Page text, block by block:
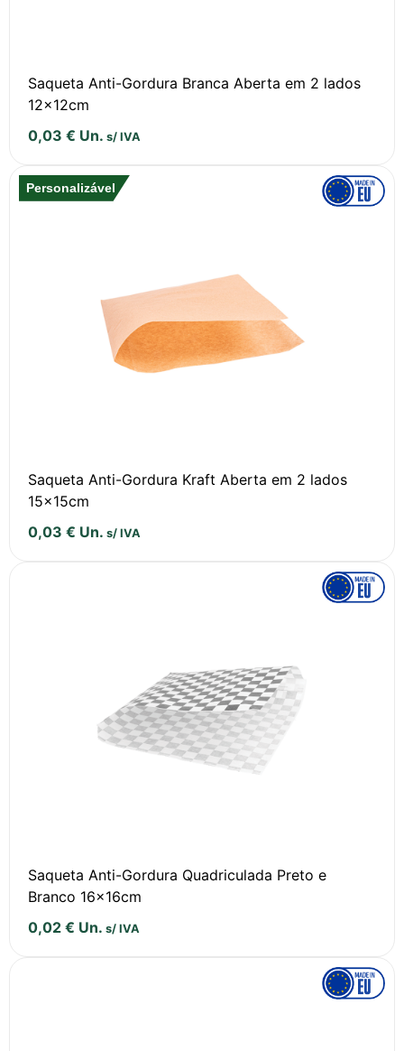
Saqueta Anti-Gordura Branca Aberta em 2 lados
12x12cm
0,03 € Un. s/ IVA
Personalizável
Saqueta Anti-Gordura Kraft Aberta em 2 lados
15x15cm
0,03 € Un. s/ IVA
Saqueta Anti-Gordura Quadriculada Preto e
Branco 16x16cm
0,02 € Un. s/ IVA